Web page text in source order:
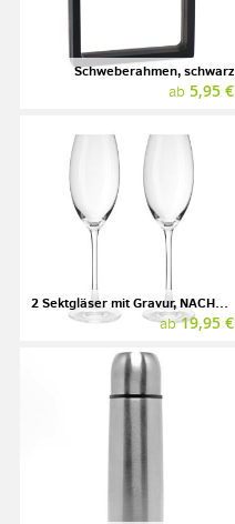
Schweberahmen, schwarz
ab 5,95 €
2 Sektgläser mit Gravur, NACHTMANN
ab 19,95 €